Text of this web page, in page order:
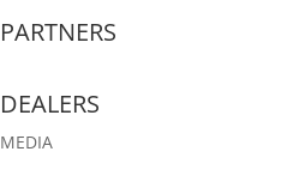
PARTNERS
DEALERS
MEDIA